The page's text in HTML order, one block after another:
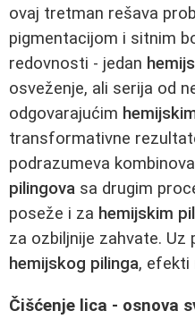
ovaj tretman rešava
pigmentacijom i sitnim
redovnosti - jedan
osveženje, ali serija od
odgovarajućim
transformativne
podrazumeva
pilingova sa drugim
poseže i za hemijskim
za ozbiljnije zahvate. Uz
hemijskog pilinga, efekti
Čišćenje lica - osnova